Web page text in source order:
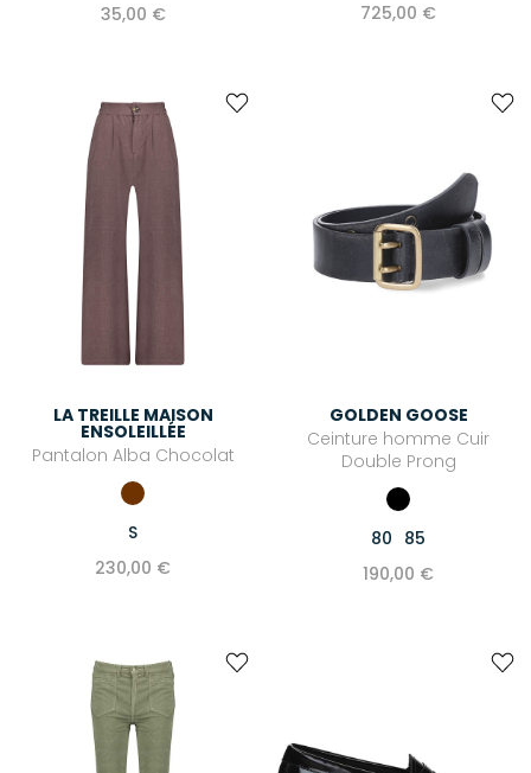
35,00 €
725,00 €
LA TREILLE MAISON
ENSOLEILLÉE
Pantalon Alba Chocolat
S
230,00 €
GOLDEN GOOSE
Ceinture homme Cuir
Double Prong
80 85
190,00 €